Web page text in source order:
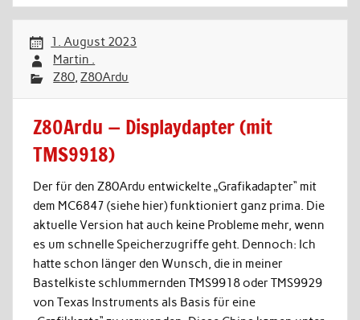
1. August 2023
Martin .
Z80 ,Z80Ardu
Z80Ardu — Displaydapter (mit
TMS9918)
Der für den Z80Ardu entwickelte „Grafikadapter“ mit
dem MC6847 (siehe hier) funktioniert ganz prima. Die
aktuelle Version hat auch keine Probleme mehr, wenn
es um schnelle Speicherzugriffe geht. Dennoch: Ich
hatte schon länger den Wunsch, die in meiner
Bastelkiste schlummernden TMS9918 oder TMS9929
von Texas Instruments als Basis für eine